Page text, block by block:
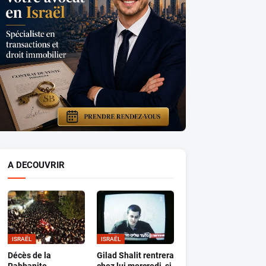
A DECOUVRIR
ISRAËL
Décès de la
ISRAËL
Gilad Shalit rentrera